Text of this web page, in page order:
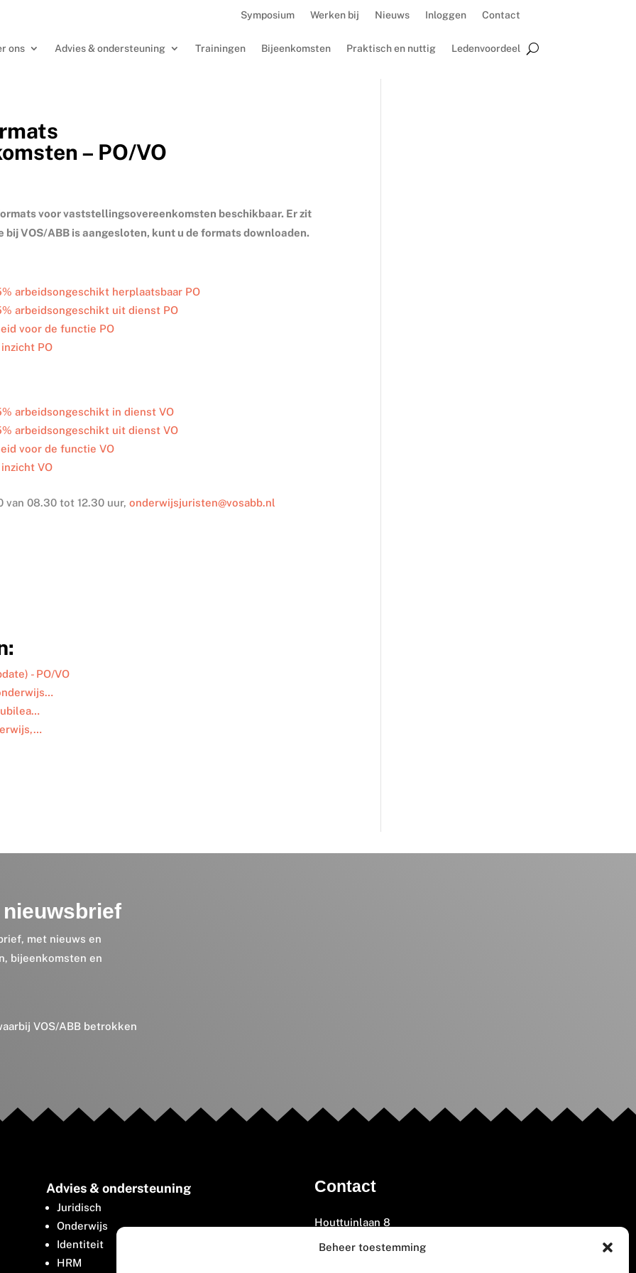
Beheer toestemming
Symposium Werken bij Nieuws Inloggen Contact
ons Advies & ondersteuning Trainingen Bijeenkomsten Praktisch en nuttig Ledenvoordeel
– PO/VO
voor vaststellingsovereenkomsten beschikbaar. Er zit
VOS/ABB is aangesloten, kunt u de formats downloaden.
arbeidsongeschikt herplaatsbaar PO
arbeidsongeschikt uit dienst PO
voor de functie PO
PO
arbeidsongeschikt in dienst VO
arbeidsongeschikt uit dienst VO
voor de functie VO
VO
van 08.30 tot 12.30 uur,onderwijsjuristen@vosabb.nl
- PO/VO
met nieuws en
bijeenkomsten en
VOS/ABB betrokken
Advies & ondersteuning
Juridisch
Onderwijs
Identiteit
HRM
Contact
Houttuinlaan 8
3447 GM Woerden